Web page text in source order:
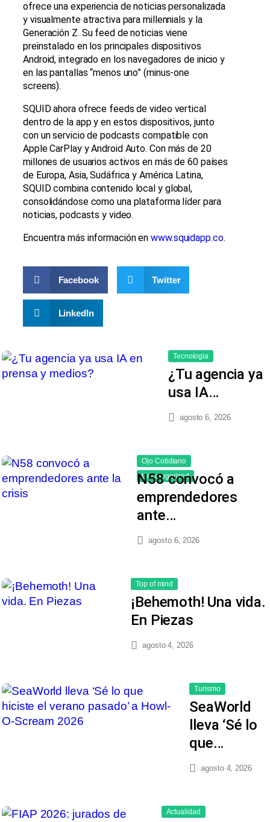
ofrece una experiencia de noticias personalizada
y visualmente atractiva para millennials y la
Generación Z. Su feed de noticias viene
preinstalado en los principales dispositivos
Android, integrado en los navegadores de inicio y
en las pantallas “menos uno” (minus-one
screens).
SQUID ahora ofrece feeds de video vertical
dentro de la app y en estos dispositivos, junto
con un servicio de podcasts compatible con
Apple CarPlay y Android Auto. Con más de 20
millones de usuarios activos en más de 60 países
de Europa, Asia, Sudáfrica y América Latina,
SQUID combina contenido local y global,
consolidándose como una plataforma líder para
noticias, podcasts y video.
Encuentra más información enwww.squidapp.co.
Facebook Twitter
LinkedIn
Tecnologia
¿Tu agencia ya
usa IA…
agosto 6, 2026
Ojo Cotidiano
Uncategorized
N58 convocó a
emprendedores
ante…
agosto 6, 2026
Top of mind
¡Behemoth! Una vida.
En Piezas
agosto 4, 2026
Turismo
SeaWorld
lleva ‘Sé lo
que…
agosto 4, 2026
Actualidad